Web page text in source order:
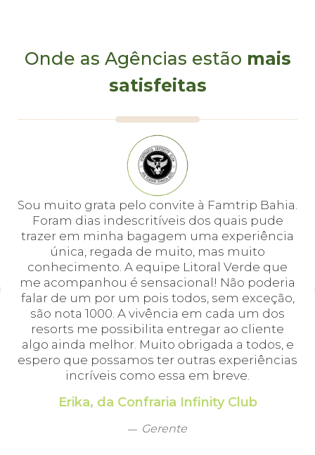
Onde as Agências estão mais
satisfeitas
Sou muito grata pelo convite à Famtrip Bahia.
Foram dias indescritíveis dos quais pude
trazer em minha bagagem uma experiência
única, regada de muito, mas muito
conhecimento. A equipe Litoral Verde que
me acompanhou é sensacional! Não poderia
falar de um por um pois todos, sem exceção,
são nota 1000. A vivência em cada um dos
resorts me possibilita entregar ao cliente
algo ainda melhor. Muito obrigada a todos, e
espero que possamos ter outras experiências
incríveis como essa em breve.
Erika, da Confraria Infinity Club
Gerente